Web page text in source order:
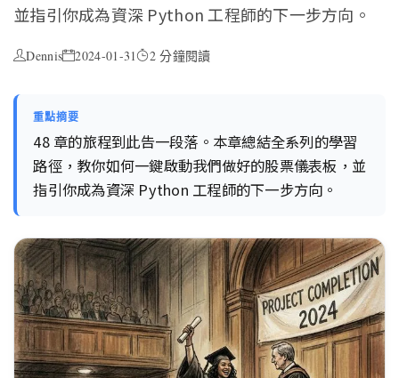
並指引你成為資深 Python 工程師的下一步方向。
Dennis 2024-01-31 2 分鐘閱讀
重點摘要
48 章的旅程到此告一段落。本章總結全系列的學習
路徑，教你如何一鍵啟動我們做好的股票儀表板，並
指引你成為資深 Python 工程師的下一步方向。